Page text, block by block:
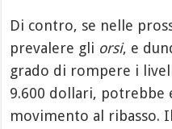
Di contro, se nelle
prevalere gli orsi, e
grado di rompere i
9.600 dollari, potrebbe
movimento al ribasso.